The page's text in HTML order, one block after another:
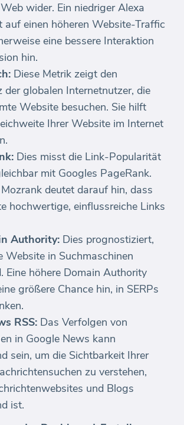
wider. Ein niedriger Alexa
auf einen höheren Website-Traffic
eine bessere Interaktion
hin.
Diese Metrik zeigt den
der globalen Internetnutzer, die
Website besuchen. Sie hilft
Ihrer Website im Internet
Dies misst die Link-Popularität
mit Googles PageRank.
deutet darauf hin, dass
hochwertige, einflussreiche Links
Authority: Dies prognostiziert,
Website in Suchmaschinen
Eine höhere Domain Authority
größere Chance hin, in SERPs
RSS: Das Verfolgen von
in Google News kann
sein, um die Sichtbarkeit Ihrer
zu verstehen,
und Blogs
ist.